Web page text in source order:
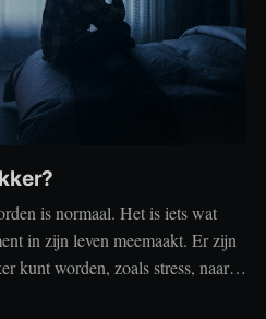
is normaal. Het is iets wat
in zijn leven meemaakt. Er zijn
kunt worden, zoals stress, naar
medische aandoeningen die je